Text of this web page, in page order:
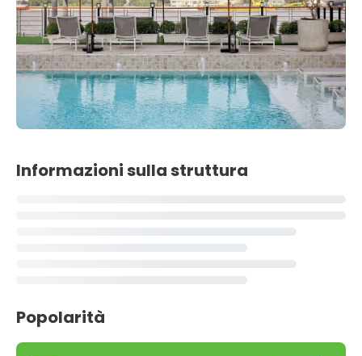
Informazioni sulla struttura
Popolarità